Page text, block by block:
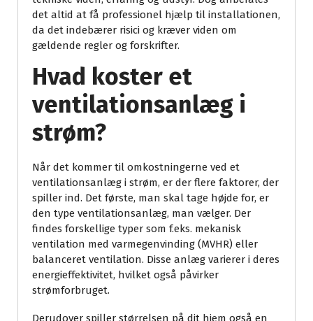
det altid at få professionel hjælp til installationen,
da det indebærer risici og kræver viden om
gældende regler og forskrifter.
Hvad koster et
ventilationsanlæg i
strøm?
Når det kommer til omkostningerne ved et
ventilationsanlæg i strøm, er der flere faktorer, der
spiller ind. Det første, man skal tage højde for, er
den type ventilationsanlæg, man vælger. Der
findes forskellige typer som f.eks. mekanisk
ventilation med varmegenvinding (MVHR) eller
balanceret ventilation. Disse anlæg varierer i deres
energieffektivitet, hvilket også påvirker
strømforbruget.
Derudover spiller størrelsen på dit hjem også en